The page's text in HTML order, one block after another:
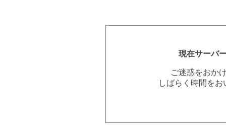
現在サーバ
ご迷惑をおか
しばらく時間を